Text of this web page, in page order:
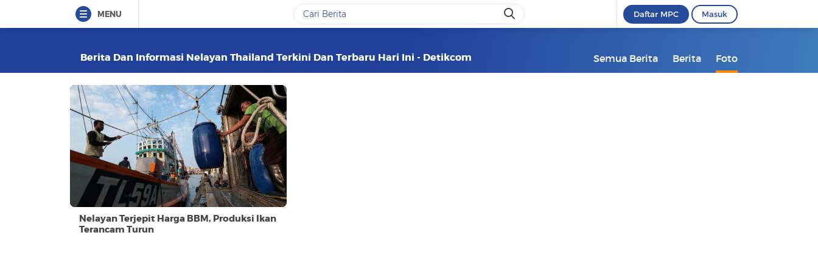
MENU Daftar MPC Masuk
Berita Dan Informasi Nelayan Thailand Terkini Dan Terbaru Hari Ini - Detikcom Semua Berita Berita Foto
Nelayan Terjepit Harga BBM, Produksi Ikan
Terancam Turun